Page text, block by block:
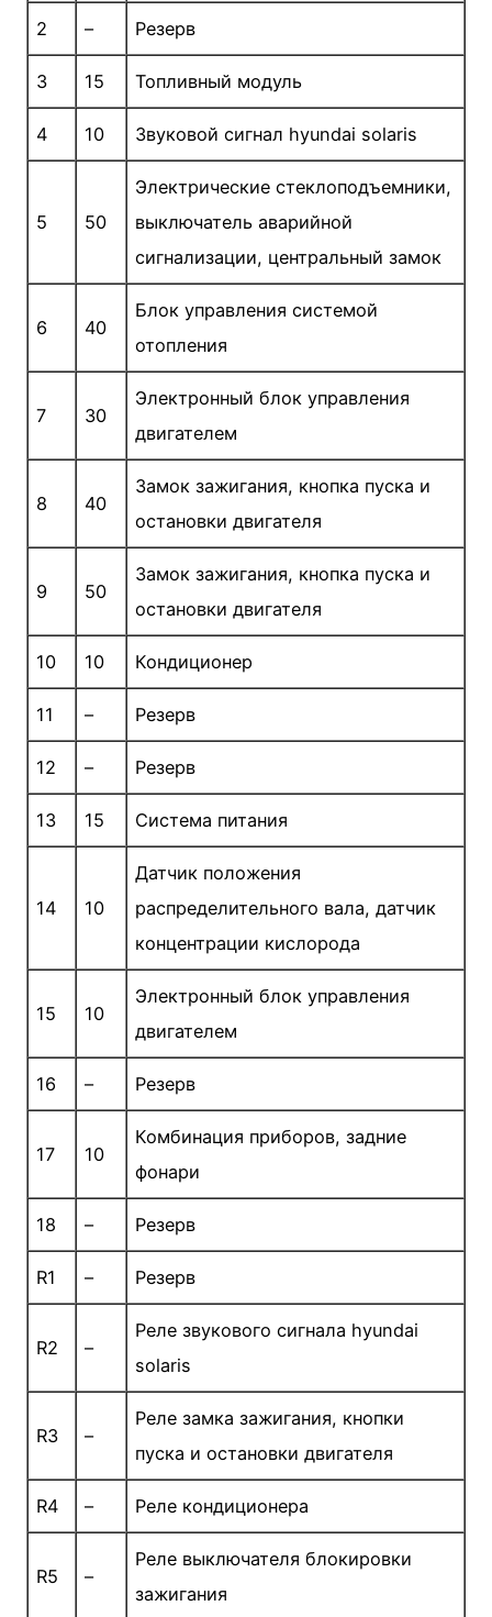
2 – Резерв
3 15 Топливный модуль
4 10 Звуковой сигнал hyundai solaris
5 50
Электрические стеклоподъемники,
выключатель аварийной
сигнализации, центральный замок
6 40
Блок управления системой
отопления
7 30
Электронный блок управления
двигателем
8 40
Замок зажигания, кнопка пуска и
остановки двигателя
9 50
Замок зажигания, кнопка пуска и
остановки двигателя
10 10 Кондиционер
11 – Резерв
12 – Резерв
13 15 Система питания
14 10
Датчик положения
распределительного вала, датчик
концентрации кислорода
15 10
Электронный блок управления
двигателем
16 – Резерв
17 10
Комбинация приборов, задние
фонари
18 – Резерв
R1 – Резерв
R2 –
Реле звукового сигнала hyundai
solaris
R3 –
Реле замка зажигания, кнопки
пуска и остановки двигателя
R4 – Реле кондиционера
R5 –
Реле выключателя блокировки
зажигания